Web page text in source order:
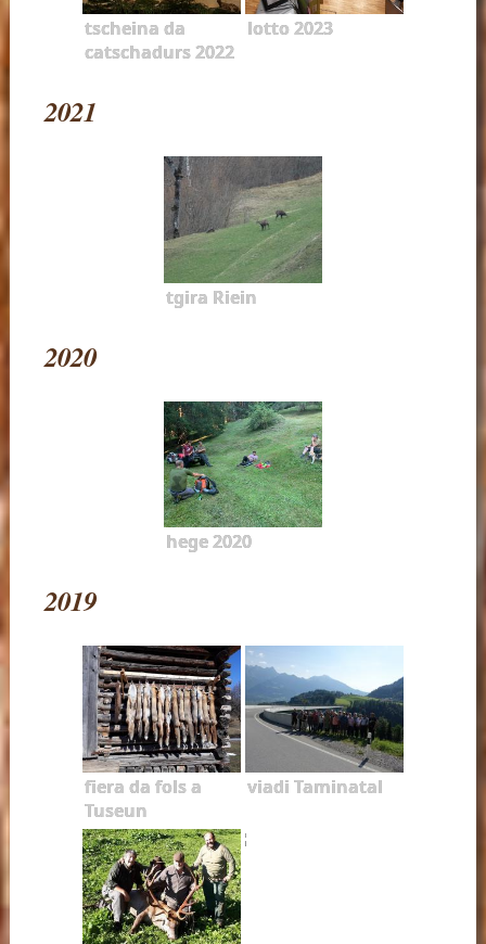
tscheina da
catschadurs 2022
lotto 2023
2021
tgira Riein
2020
hege 2020
2019
fiera da fols a
Tuseun
viadi Taminatal